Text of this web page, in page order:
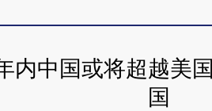
内中国或将超越美
国